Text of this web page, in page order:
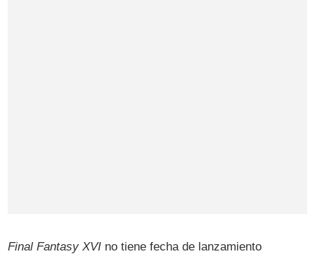
Final Fantasy XVI no tiene fecha de lanzamiento